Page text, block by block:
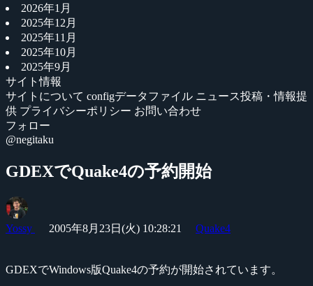
2026年1月
2025年12月
2025年11月
2025年10月
2025年9月
サイト情報
サイトについて configデータファイル ニュース投稿・情報提
供 プライバシーポリシー お問い合わせ
フォロー
@negitaku
GDEXでQuake4の予約開始
Yossy 2005年8月23日(火) 10:28:21 Quake4
GDEXでWindows版Quake4の予約が開始されています。